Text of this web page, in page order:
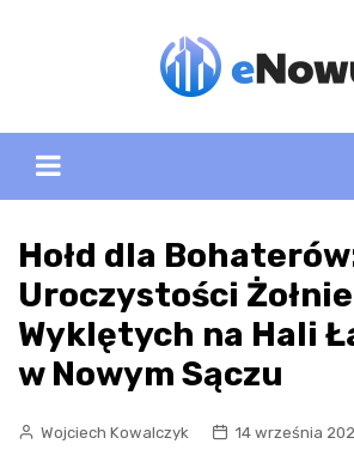
Hołd dla
Uroczystości
Wyklętych na Hali
w Nowym Sączu
Wojciech Kowalczyk
14 września